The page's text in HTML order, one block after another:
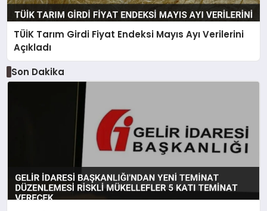
TÜİK Tarım Girdi Fiyat Endeksi Mayıs Ayı Verilerini
Açıkladı
Son Dakika